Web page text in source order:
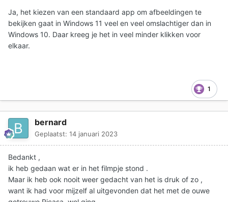
Ja, het kiezen van een standaard app om afbeeldingen te
bekijken gaat in Windows 11 veel en veel omslachtiger dan in
Windows 10. Daar kreeg je het in veel minder klikken voor
elkaar.
1
bernard
Geplaatst: 14 januari 2023
Bedankt ,
ik heb gedaan wat er in het filmpje stond .
Maar ik heb ook nooit weer gedacht van het is druk of zo ,
want ik had voor mijzelf al uitgevonden dat het met de ouwe